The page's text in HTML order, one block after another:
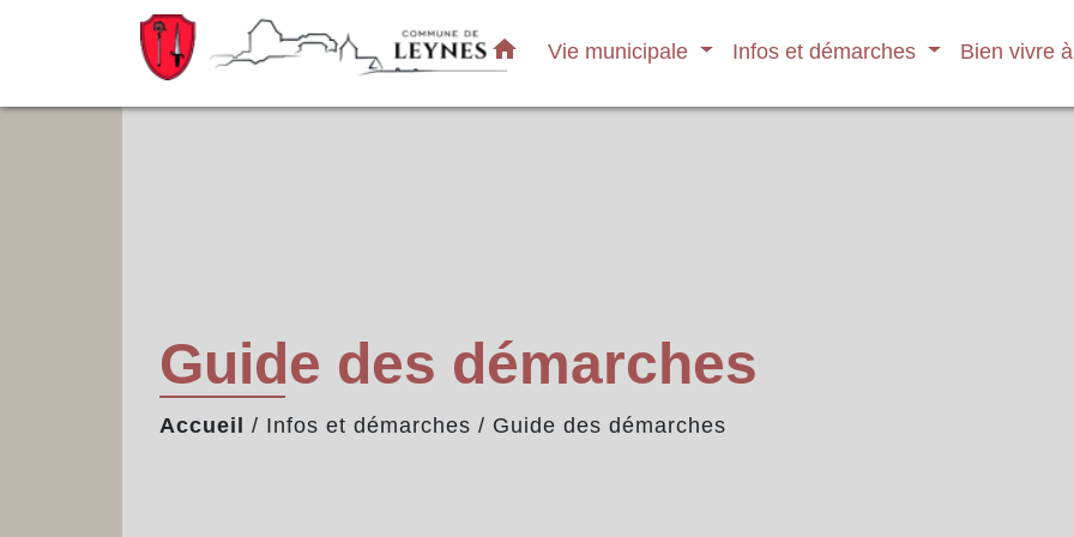
home Vie municipale Infos et démarches Bien vivre
Guide des démarches
Accueil / Infos et démarches / Guide des démarches